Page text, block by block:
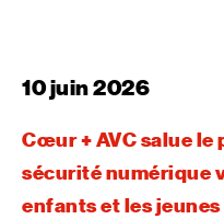
10 juin 2026
Cœur + AVC salue le
sécurité numérique
enfants et les jeunes